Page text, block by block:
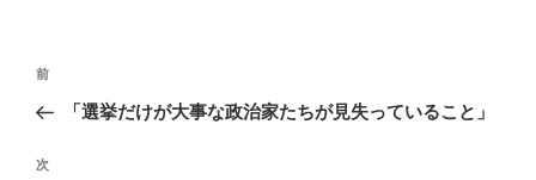
投
ナ
ビ
前
の
稿
前
「選挙だけが大事な政治家たちが見失っていること」
次
次